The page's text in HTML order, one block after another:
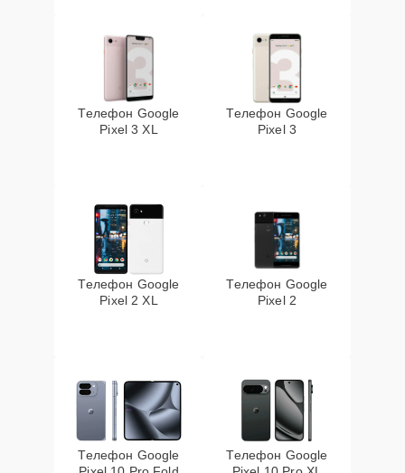
Телефон Google
Pixel 3 XL
Телефон Google
Pixel 3
Телефон Google
Pixel 2 XL
Телефон Google
Pixel 2
Телефон Google
Телефон Google